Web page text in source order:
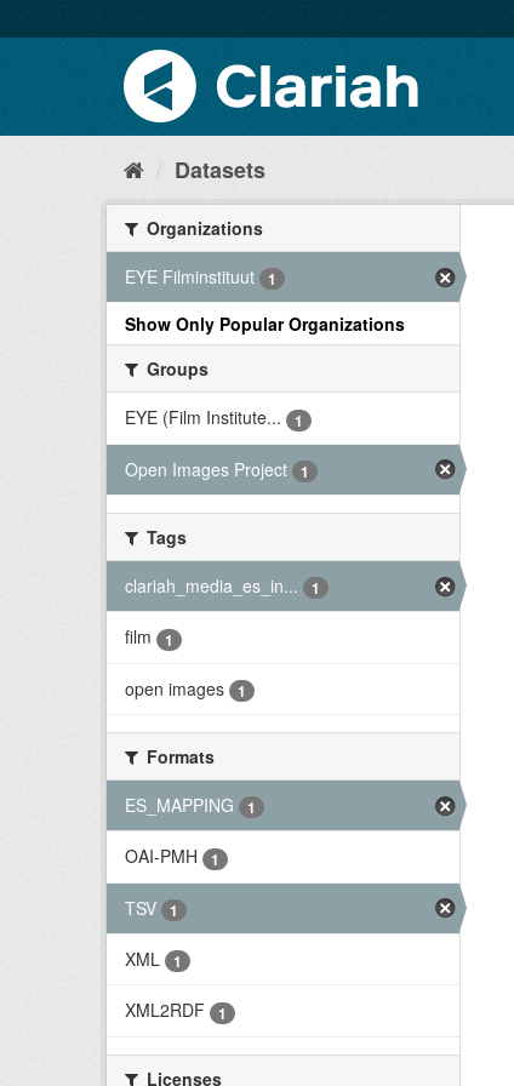
Datasets
Organizations
EYE Filminstituut
1
Show Only Popular Organizations
Groups
EYE (Film Institute...
1
Open Images Project 1
Tags
clariah_media_es_in...
1
film 1
open images 1
Formats
ES_MAPPING
1
OAI-PMH 1
TSV 1
XML 1
XML2RDF 1
Licenses